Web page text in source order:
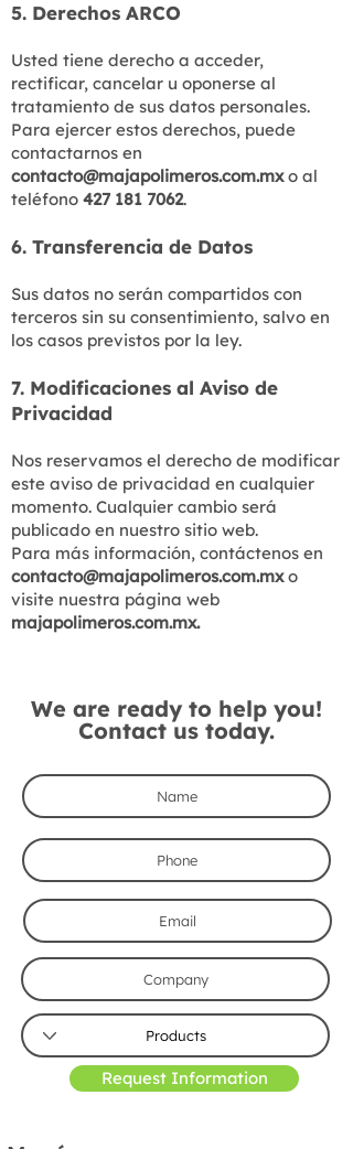
5. Derechos ARCO
Usted tiene derecho a acceder,
rectificar, cancelar u oponerse al
tratamiento de sus datos personales.
Para ejercer estos derechos, puede
contactarnos en
contacto@majapolimeros.com.mxo al
teléfono 427 181 7062.
6. Transferencia de Datos
Sus datos no serán compartidos con
terceros sin su consentimiento, salvo en
los casos previstos por la ley.
7. Modificaciones al Aviso de
Privacidad
Nos reservamos el derecho de modificar
este aviso de privacidad en cualquier
momento. Cualquier cambio será
publicado en nuestro sitio web.
Para más información, contáctenos en
contacto@majapolimeros.com.mxo
visite nuestra página web
majapolimeros.com.mx.
We are ready to help you!
Contact us today.
Request Information